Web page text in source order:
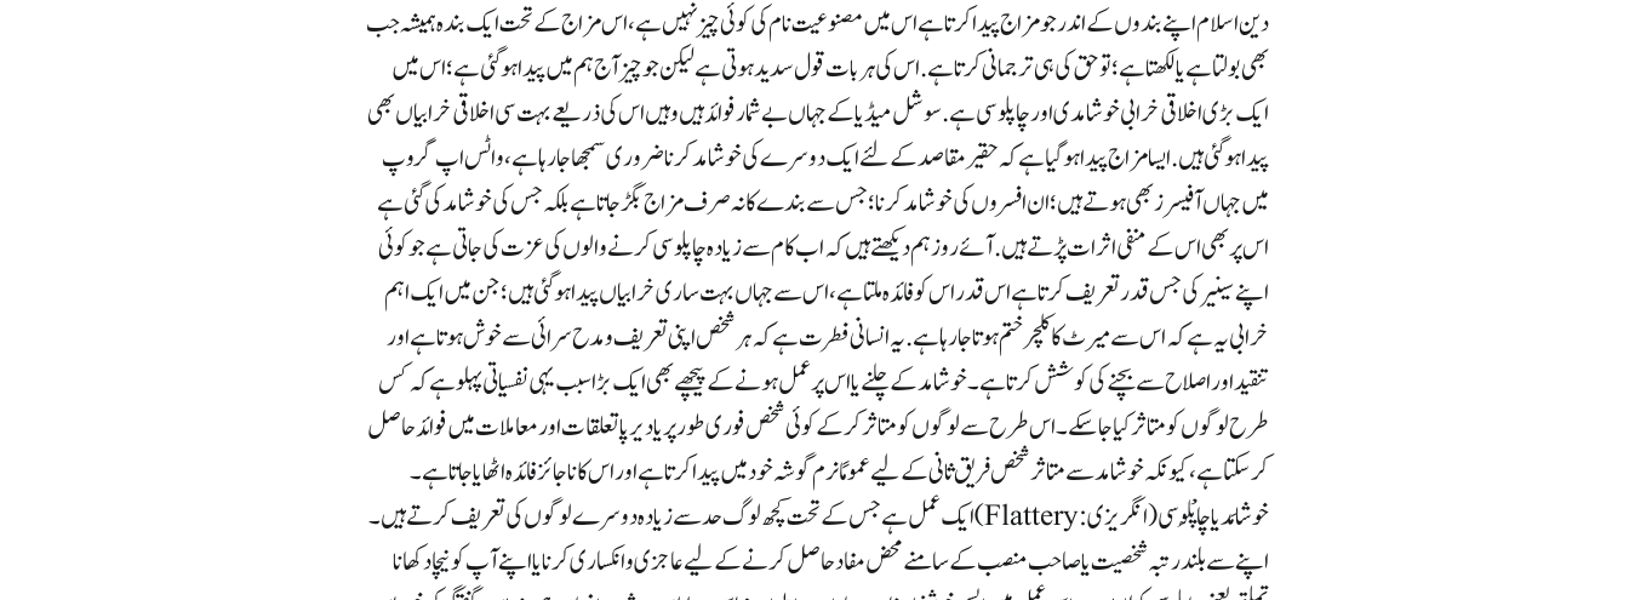
دین اسلام اپنے بندوں کے اندر جو مزاج پیدا کرتا ہے اس میں مصنوعیت نام کی کوئی چیز نہیں ہے، اس مزاج کے تحت ایک بندہ ہمیشہ جب
بھی بولتا ہے یا لکھتا ہے؛ تو حق کی ہی ترجمانی کرتا ہے. اس کی ہر بات قول سدید ہوتی ہے لیکن جو چیز آج ہم میں پیدا ہوگئی ہے؛ اس میں
ایک بڑی اخلاقی خرابی خوشامدی اور چاپلوسی ہے. سوشل میڈیا کے جہاں بے شمار فوائد ہیں وہیں اس کی ذریعے بہت سی اخلاقی خرابیاں بھی
پیدا ہوگئی ہیں. ایسا مزاج پیدا ہوگیا ہے کہ حقیر مقاصد کے لئے ایک دوسرے کی خوشامد کرنا ضروری سمجھا جارہا ہے، واٹس اپ گروپ
میں جہاں آفیسرز بھی ہوتے ہیں؛ ان افسروں کی خوشامد کرنا؛ جس سے بندے کا نہ صرف مزاج بگڑ جاتا ہے بلکہ جس کی خوشامد کی گئی ہے
اس پر بھی اس کے منفی اثرات پڑتے ہیں. آئے روز ہم دیکھتے ہیں کہ اب کام سے زیادہ چاپلوسی کرنے والوں کی عزت کی جاتی ہے جو کوئی
اپنے سینیر کی جس قدر تعریف کرتا ہے اس قدر اس کو فائدہ ملتا ہے، اس سے جہاں بہت ساری خرابیاں پیدا ہو گئی ہیں؛ جن میں ایک اہم
خرابی یہ ہے کہ اس سے میرٹ کا کلچر ختم ہوتا جا رہا ہے. یہ انسانی فطرت ہے کہ ہر شخص اپنی تعریف و مدح سرائی سے خوش ہوتا ہے اور
تنقید اور اصلاح سے بچنے کی کوشش کرتا ہے۔ خوشامد کے چلنے یا اس پر عمل ہونے کے پیچھے بھی ایک بڑا سبب یہی نفسیاتی پہلو ہے کہ کس
طرح لوگوں کو متاثر کیا جا سکے۔ اس طرح سے لوگوں کو متاثر کر کے کوئی شخص فوری طور پر یا دیر پا تعلقات اور معاملات میں فوائد حاصل
کر سکتا ہے، کیونکہ خوشامد سے متاثر شخص فریق ثانی کے لیے عمومًا نرم گوشہ خود میں پیدا کرتا ہے اور اس کا ناجائز فائدہ اٹھایا جاتا ہے۔
خوشامَد یا چاپْلُوسی (انگریزی: Flattery) ایک عمل ہے جس کے تحت کچھ لوگ حد سے زیادہ دوسرے لوگوں کی تعریف کرتے ہیں۔
اپنے سے بلند رتبہ شخصیت یا صاحب منصب کے سامنے محض مفاد حاصل کرنےکے لیےعاجزی وانکساری کرنا یا اپنے آپ کو نیچا دکھانا